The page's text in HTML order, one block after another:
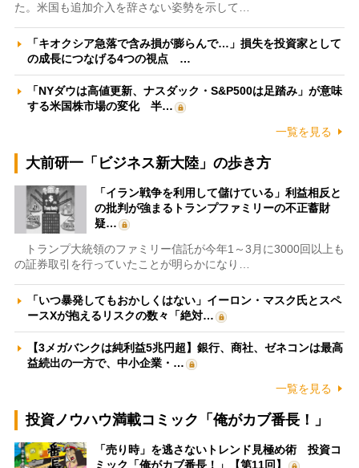
た。米国も追加介入を辞さない姿勢を示して…
「キオクシア急落で含み損が膨らんで…」損失を投資家として
の成長につなげる4つの視点 …
「NYダウは高値更新、ナスダック・S&P500は足踏み」が意味
する米国株市場の変化 半…
一覧を見る
大前研一「ビジネス新大陸」の歩き方
「イラン戦争を利用して儲けている」利益相反と
の批判が強まるトランプファミリーの不正蓄財
疑…
トランプ大統領のファミリー信託が今年1～3月に3000回以上も
の証券取引を行っていたことが明らかになり…
「いつ暴発してもおかしくはない」イーロン・マスク氏とスペ
ースXが抱えるリスクの数々「絶対…
【3メガバンクは純利益5兆円超】銀行、商社、ゼネコンは最高
益続出の一方で、中小企業・…
一覧を見る
投資ノウハウ満載コミック「俺がカブ番長！」
「売り時」を逃さないトレンド見極め術 投資コ
ミック「俺がカブ番長！」【第11回】